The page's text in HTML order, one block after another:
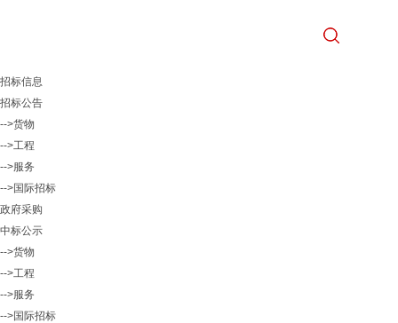
招标信息
招标公告
-->货物
-->工程
-->服务
-->国际招标
政府采购
中标公示
-->货物
-->工程
-->服务
-->国际招标